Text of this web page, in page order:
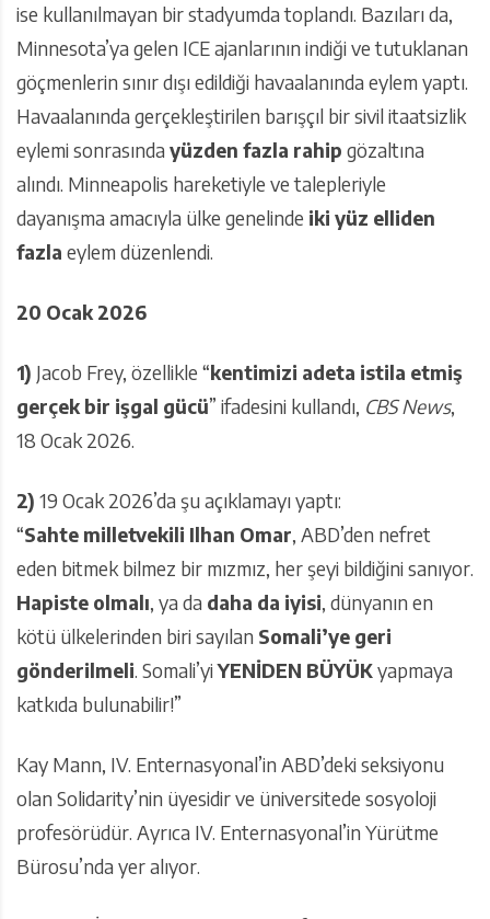
ise kullanılmayan bir stadyumda toplandı. Bazıları da,
Minnesota’ya gelen ICE ajanlarının indiği ve tutuklanan
göçmenlerin sınır dışı edildiği havaalanında eylem yaptı.
Havaalanında gerçekleştirilen barışçıl bir sivil itaatsizlik
eylemi sonrasındayüzden fazla rahip gözaltına
alındı. Minneapolis hareketiyle ve talepleriyle
dayanışma amacıyla ülke genelinde iki yüz elliden
fazla eylem düzenlendi.
20 Ocak 2026
1) Jacob Frey, özellikle “kentimizi adeta istila etmiş
gerçek bir işgal gücü” ifadesini kullandı, CBS News,
18 Ocak 2026.
2) 19 Ocak 2026’da şu açıklamayı yaptı:
“Sahte milletvekili Ilhan Omar, ABD’den nefret
eden bitmek bilmez bir mızmız, her şeyi bildiğini sanıyor.
Hapiste olmalı, ya da daha da iyisi, dünyanın en
kötü ülkelerinden biri sayılan Somali’ye geri
gönderilmeli. Somali’yiYENİDEN BÜYÜKyapmaya
katkıda bulunabilir!”
Kay Mann, IV. Enternasyonal’in ABD’deki seksiyonu
olan Solidarity’nin üyesidir ve üniversitede sosyoloji
profesörüdür. Ayrıca IV. Enternasyonal’in Yürütme
Bürosu’nda yer alıyor.